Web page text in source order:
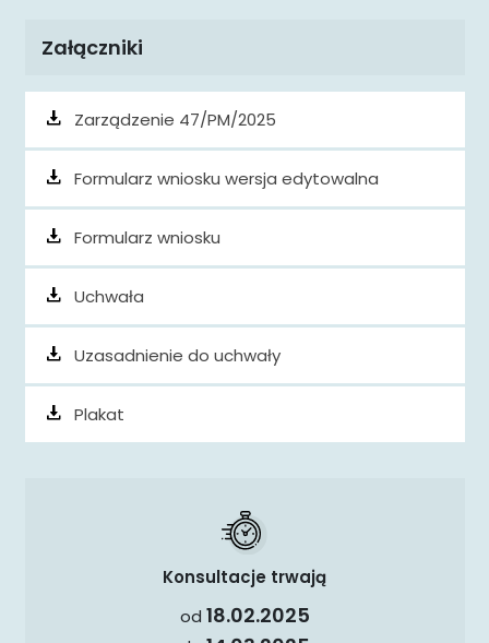
Załączniki
Zarządzenie 47/PM/2025
Formularz wniosku wersja edytowalna
Formularz wniosku
Uchwała
Uzasadnienie do uchwały
Plakat
Konsultacje trwają
od 18.02.2025